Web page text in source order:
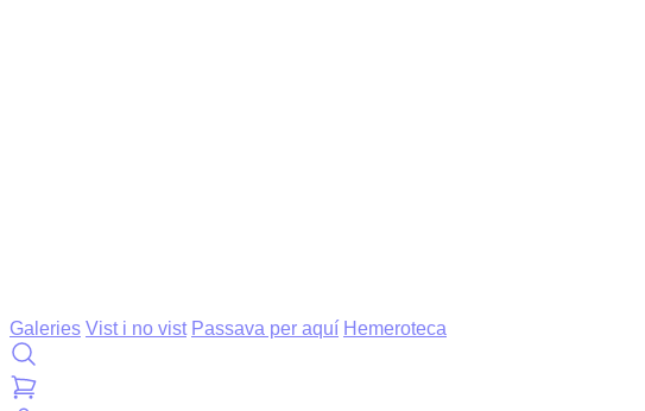
Galeries Vist i no vist Passava per aquí Hemeroteca